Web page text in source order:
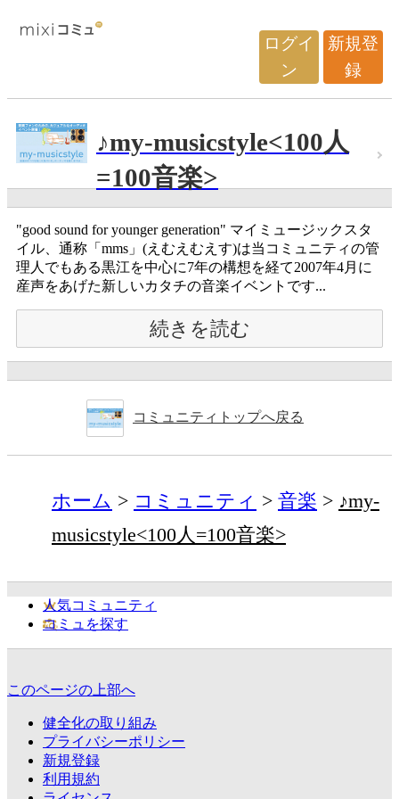
ログイ
ン
新規登
録
♪my-musicstyle<100人
=100音楽>
"good sound for younger generation" マイミュージックスタ
イル、通称「mms」(えむえむえす)は当コミュニティの管
理人でもある黒江を中心に7年の構想を経て2007年4月に
産声をあげた新しいカタチの音楽イベントです...
続きを読む
コミュニティトップへ戻る
ホーム コミュニティ 音楽
♪my-
musicstyle<100人=100音楽>
人気コミュニティ
コミュを探す
このページの上部へ
健全化の取り組み
プライバシーポリシー
新規登録
利用規約